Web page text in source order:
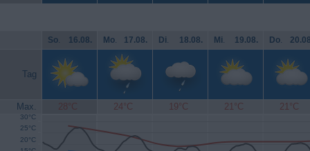
So. 16.08. Mo. 17.08. Di. 18.08. Mi. 19.08. Do.
Tag
Max. 28°C 24°C 19°C 21°C 21°C
20°C
25°C
30°C